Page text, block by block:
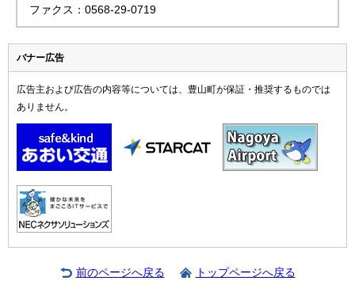
ファクス：0568-29-0719
バナー広告
広告主および広告の内容等については、豊山町が保証・推奨するものでは
ありません。
前のページへ戻る トップページへ戻る